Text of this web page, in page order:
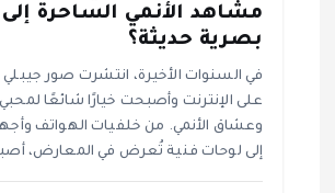
مشاهد الأنمي الساحرة
بصرية حديثة؟
في السنوات الأخيرة، انتشرت صور
على الإنترنت وأصبحت خيارًا شائعًا
وعشاق الأنمي. من خلفيات الهواتف
إلى لوحات فنية تُعرض في المعارض،